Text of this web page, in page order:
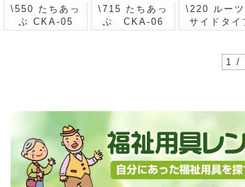
\550 たちあっ
ぷ CKA-05
\715 たちあっ
ぷ CKA-06
\220 ルー
サイドタイ
1 /